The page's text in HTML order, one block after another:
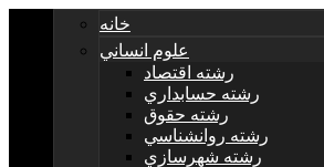
خانه
علوم انساني
رشته اقتصاد
رشته حسابداري
رشته حقوق
رشته روانشناسي
رشته شهرسازي